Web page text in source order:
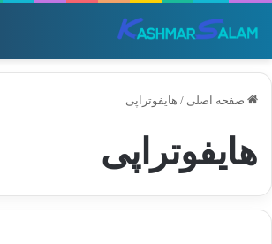
صفحه اصلی / هایفوتراپی
هایفوتراپی